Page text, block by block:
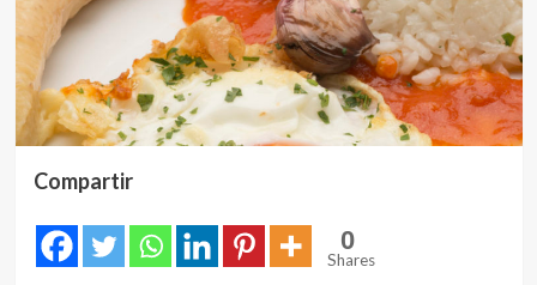
Compartir
0
Shares